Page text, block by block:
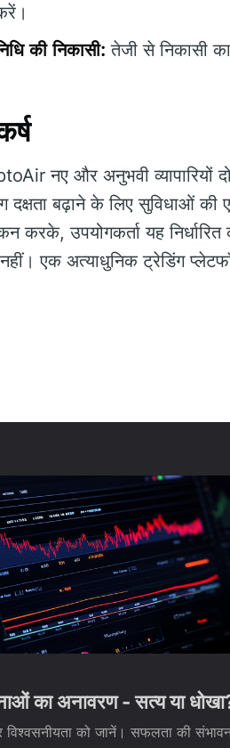
की निकासी: तेजी से निकासी
नए और अनुभवी व्यापारियों
दक्षता बढ़ाने के लिए सुविधाओं
करके, उपयोगकर्ता यह
एक अत्याधुनिक ट्रेडिंग
का अनावरण - सत्य या
को जानें। सफलता की